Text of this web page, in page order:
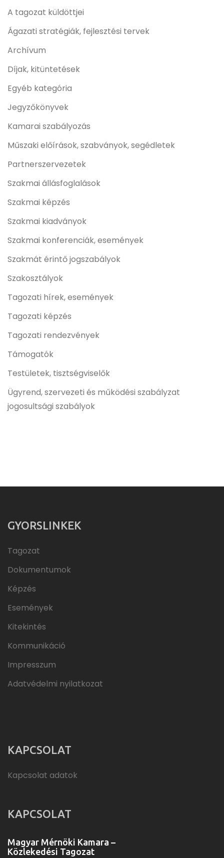
A tagozat küldöttjei
Ágazati stratégiák, fejlesztési tervek
Archívum
Díjak, kitüntetések
Egyéb kategória
Jegyzőkönyvek
Kamarai szabályozás
Műszaki előírások, szabványok, segédletek
Partnerszervezetek
Szakmai állásfoglalások
Szakmai képzés
Szakmai kiadványok
Szakmai konferenciák, események
Szakmát érintő jogszabályok
Szakosztályok
Tagozati hírek, események
Tagozati képzés
Tagozati rendezvények
Támogatók
Testületek, tisztségviselők
Ügyrend, szervezeti és működési szabályzat
jogosultsági szabályok
GYORSLINKEK
Tagozat
Dokumentumok
Képzés
Események
Kitekintés
Kommunikáció
Impresszum
Adatvédelmi nyilatkozat
KAPCSOLAT
Kapcsolat adatok
KAPCSOLAT
Magyar Mérnöki Kamara –
Közlekedési Tagozat